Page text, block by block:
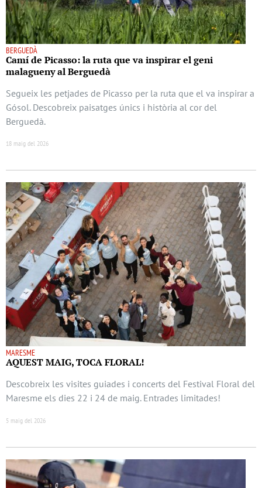
BERGUEDÀ
Camí de Picasso: la ruta que va inspirar el geni
malagueny al Berguedà
Segueix les petjades de Picasso per la ruta que el va inspirar a
Gósol. Descobreix paisatges únics i història al cor del
Berguedà.
18 maig del 2026
MARESME
AQUEST MAIG, TOCA FLORAL!
Descobreix les visites guiades i concerts del Festival Floral del
Maresme els dies 22 i 24 de maig. Entrades limitades!
5 maig del 2026